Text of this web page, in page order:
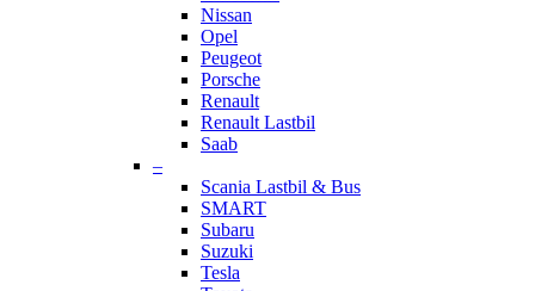
Nissan
Opel
Peugeot
Porsche
Renault
Renault Lastbil
Saab
–
Scania Lastbil & Bus
SMART
Subaru
Suzuki
Tesla